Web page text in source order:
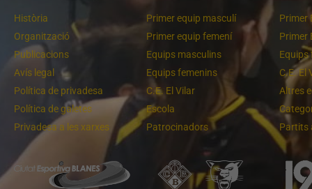
Història
Organització
Publicacions
Avís legal
Política de privadesa
Política de galetes
Privadesa a les xarxes
Primer equip masculí
Primer equip femení
Equips masculins
Equips femenins
C.E. El Vilar
Escola
Patrocinadors
Primer
Primer
Equips
C.E. El
Altres
Partits
lluitant pel primer lloc Molt bona imatge de l'equip